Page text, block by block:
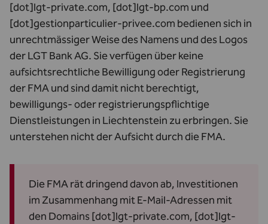
[dot]lgt-private.com, [dot]lgt-bp.com und
[dot]gestionparticulier-privee.com bedienen sich in
unrechtmässiger Weise des Namens und des Logos
der LGT Bank AG. Sie verfügen über keine
aufsichtsrechtliche Bewilligung oder Registrierung
der FMA und sind damit nicht berechtigt,
bewilligungs- oder registrierungspflichtige
Dienstleistungen in Liechtenstein zu erbringen. Sie
unterstehen nicht der Aufsicht durch die FMA.
Die FMA rät dringend davon ab, Investitionen
im Zusammenhang mit E-Mail-Adressen mit
den Domains [dot]lgt-private.com, [dot]lgt-